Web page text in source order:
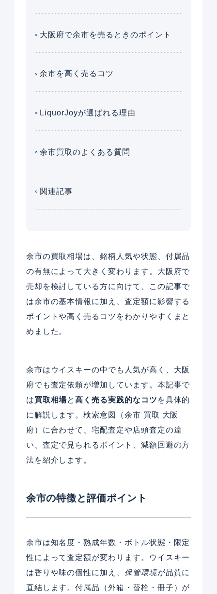
大阪府で余市を売るときのポイント
余市を高く売るコツ
LiquorJoyが選ばれる理由
余市買取のよくある質問
関連記事
余市の買取相場は、銘柄人気や状態、付属品
の有無によって大きく変わります。大阪府で
売却を検討している方に向けて、この記事で
は余市の基本情報に加え、査定額に影響する
ポイントや高く売るコツをわかりやすくまと
めました。
余市はウイスキーの中でも人気が高く、大阪
府でも査定依頼が増加しています。本記事で
は買取相場と高く売る実践的なコツ を具体的
に解説します。検索意図（余市 買取 大阪
府）に合わせて、宅配査定や店頭査定の違
い、査定で見られるポイント、減額回避の方
法を紹介します。
余市の特徴と評価ポイント
余市は知名度・熟成年数・ボトル状態・限定
性によって査定額が変わります。ウイスキー
は香りや味の個性に加え、 保管環境が品質に
直結します。付属品（外箱・替栓・冊子）が